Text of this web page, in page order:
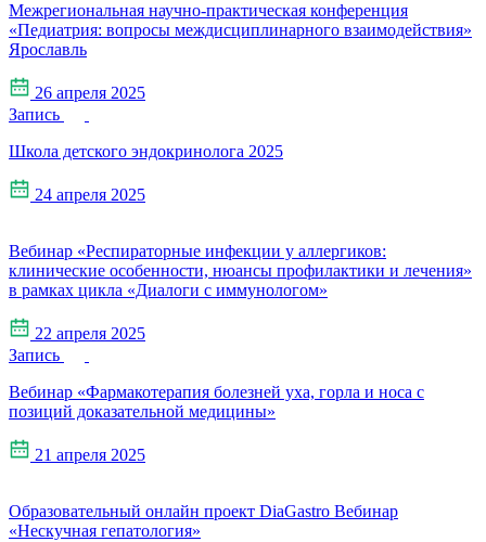
Межрегиональная научно-практическая конференция
«Педиатрия: вопросы междисциплинарного взаимодействия»
Ярославль
26 апреля 2025
Запись
Школа детского эндокринолога 2025
24 апреля 2025
Вебинар «Респираторные инфекции у аллергиков:
клинические особенности, нюансы профилактики и лечения»
в рамках цикла «Диалоги с иммунологом»
22 апреля 2025
Запись
Вебинар «Фармакотерапия болезней уха, горла и носа с
позиций доказательной медицины»
21 апреля 2025
Образовательный онлайн проект DiaGastro Вебинар
«Нескучная гепатология»